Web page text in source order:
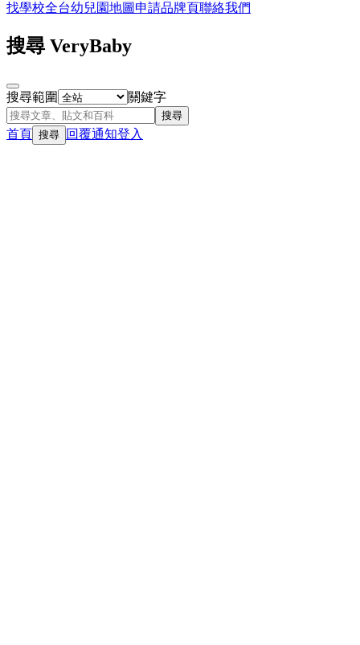
找學校全台幼兒園地圖 申請品牌頁聯絡我們
搜尋 VeryBaby
搜尋範圍 關鍵字
搜尋
首頁 搜尋 回覆通知登入